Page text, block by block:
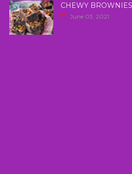
CHEWY
June 03, 2021